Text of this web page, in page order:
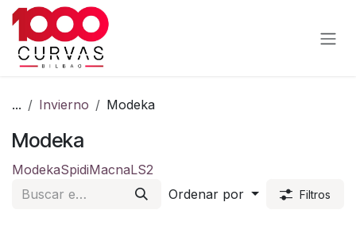
Ir al contenido
... Invierno Modeka
Modeka
ModekaSpidiMacnaLS2
Ordenar por
Filtros